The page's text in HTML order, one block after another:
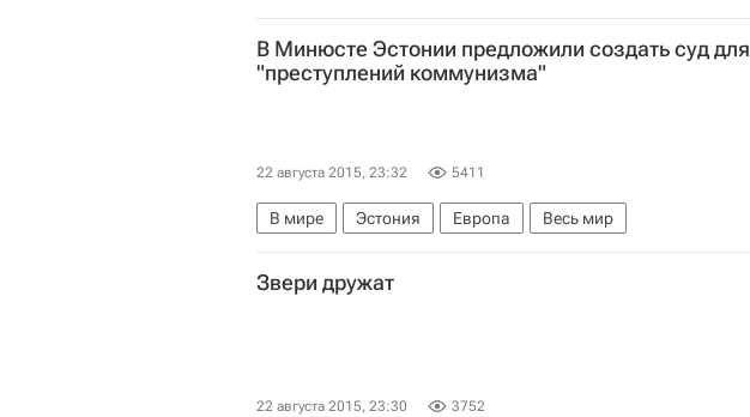
В Минюсте Эстонии предложили создать суд для
"преступлений коммунизма"
22 августа 2015, 23:32 5411
В мире Эстония Европа Весь мир
Звери дружат
22 августа 2015, 23:30 3752